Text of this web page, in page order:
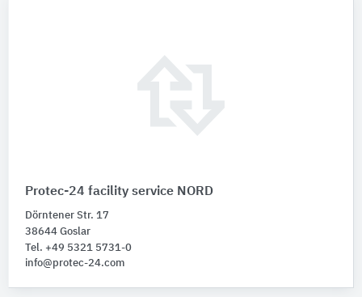
Protec-24 facility service NORD
Dörntener Str. 17
38644 Goslar
Tel. +49 5321 5731-0
info@protec-24.com